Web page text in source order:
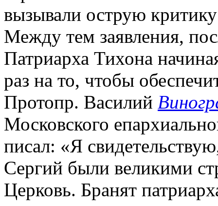
вызывали острую
Между тем заявления,
Патриарха Тихона
раз на то, чтобы
Протопр. Василий
Московского
писал: «Я
Сергий были великими
Церковь. Бранят